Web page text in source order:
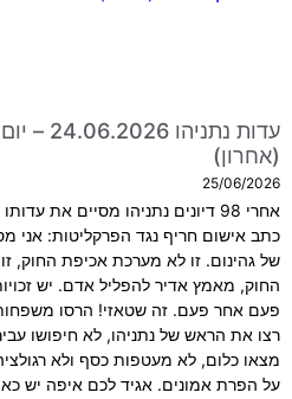
(אחרון)
25/06/2026
אחרי 98 דיונים נתניהו מסיים את עדותו
של גהינום. זו לא מערכת אכיפת החוק,
החוק, מאמץ אדיר להפליל אדם. יש
פעם אחר פעם. זה שטאזי! הרסו משפחות,
רצו את הראש של נתניהו, לא חיפושו
מצאו כלום, לא מעטפות כסף ולא
על הפרת אמונים. אגיד לכם איפה יש